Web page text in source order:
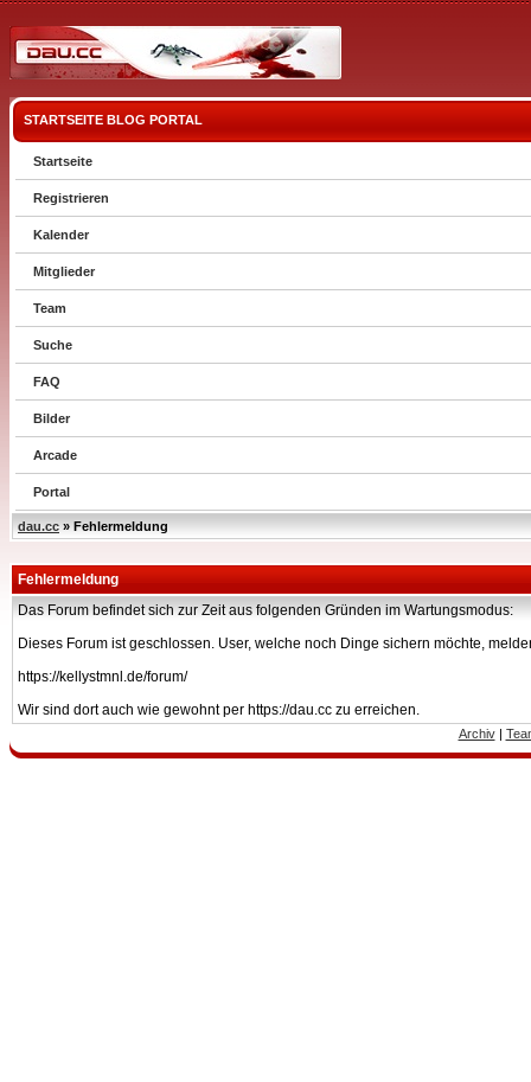
STARTSEITE BLOG PORTAL
Startseite
Registrieren
Kalender
Mitglieder
Team
Suche
FAQ
Bilder
Arcade
Portal
dau.cc » Fehlermeldung
Fehlermeldung
Das Forum befindet sich zur Zeit aus folgenden Gründen im Wartungsmodus:
Dieses Forum ist geschlossen. User, welche noch Dinge sichern möchte,
https://kellystmnl.de/forum/
Wir sind dort auch wie gewohnt per https://dau.cc zu erreichen.
Archiv|